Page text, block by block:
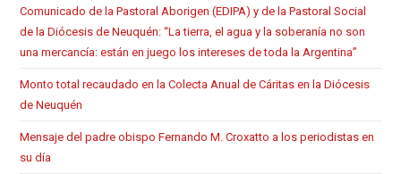
Comunicado de la Pastoral Aborigen (EDIPA) y de la Pastoral Social
de la Diócesis de Neuquén: “La tierra, el agua y la soberanía no son
una mercancía: están en juego los intereses de toda la Argentina”
Monto total recaudado en la Colecta Anual de Cáritas en la Diócesis
de Neuquén
Mensaje del padre obispo Fernando M. Croxatto a los periodistas en
su día